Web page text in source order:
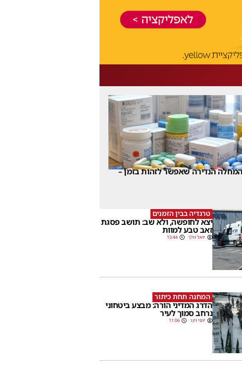
הנדירה שאפשר לזהות בזמן –
טרגדיה בבין הזמנים
יצא לחופשה, ולא שב: תושב פסגת
זאב טבע למוות
יואל וולך 13:44
המחנה תחת כיתור
הדרג המדיני הורה: מבצע ביטחוני
נרחב סמוך לעיר
יוסי וינר 11:06